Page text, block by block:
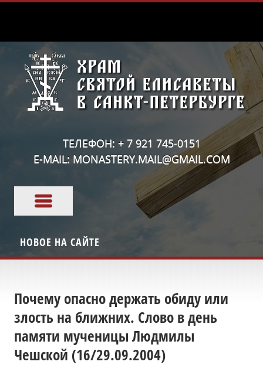
ТЕЛЕФОН: + 7 921 745-0151
E-MAIL: MONASTERY.MAIL@GMAIL.COM
НОВОЕ НА САЙТЕ
Почему опасно держать обиду или
злость на ближних. Слово в день
памяти мученицы Людмилы
Чешской (16/29.09.2004)